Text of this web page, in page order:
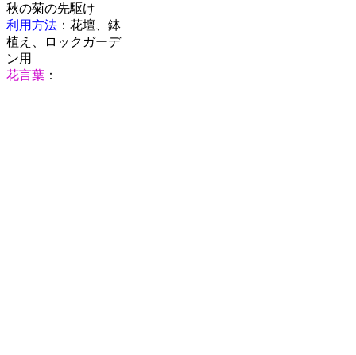
秋の菊の先駆け
利用方法 ：花壇、鉢
植え、ロックガーデ
ン用
花言葉 ：